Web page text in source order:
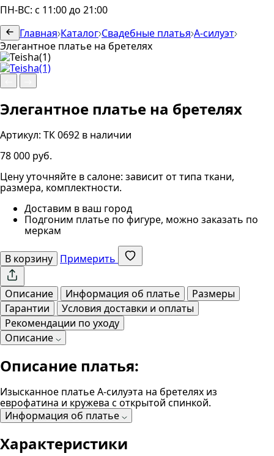
ПН-ВС: с 11:00 до 21:00
Главная Каталог Свадебные платья А-силуэт
Элегантное платье на бретелях
Элегантное платье на бретелях
Артикул: ТК 0692 в наличии
78 000 руб.
Цену уточняйте в салоне: зависит от типа ткани,
размера, комплектности.
Доставим в ваш город
Подгоним платье по фигуре, можно заказать по
меркам
В корзину Примерить
Описание Информация об платье
Размеры
Гарантии
Условия доставки и оплаты
Рекомендации по уходу
Описание
Описание платья:
Изысканное платье А-силуэта на бретелях из
еврофатина и кружева с открытой спинкой.
Информация об платье
Характеристики